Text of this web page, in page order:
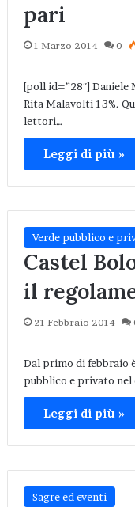
pari
1 Marzo 2014 0
[poll id=”28″] Daniele
Rita Malavolti 13%.
lettori…
Leggi di più »
Verde pubblico e
Castel
il
21 Febbraio 2014
Dal primo di febbraio
pubblico e privato nel
Leggi di più »
Sagre ed eventi